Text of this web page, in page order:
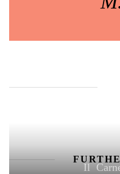
Il